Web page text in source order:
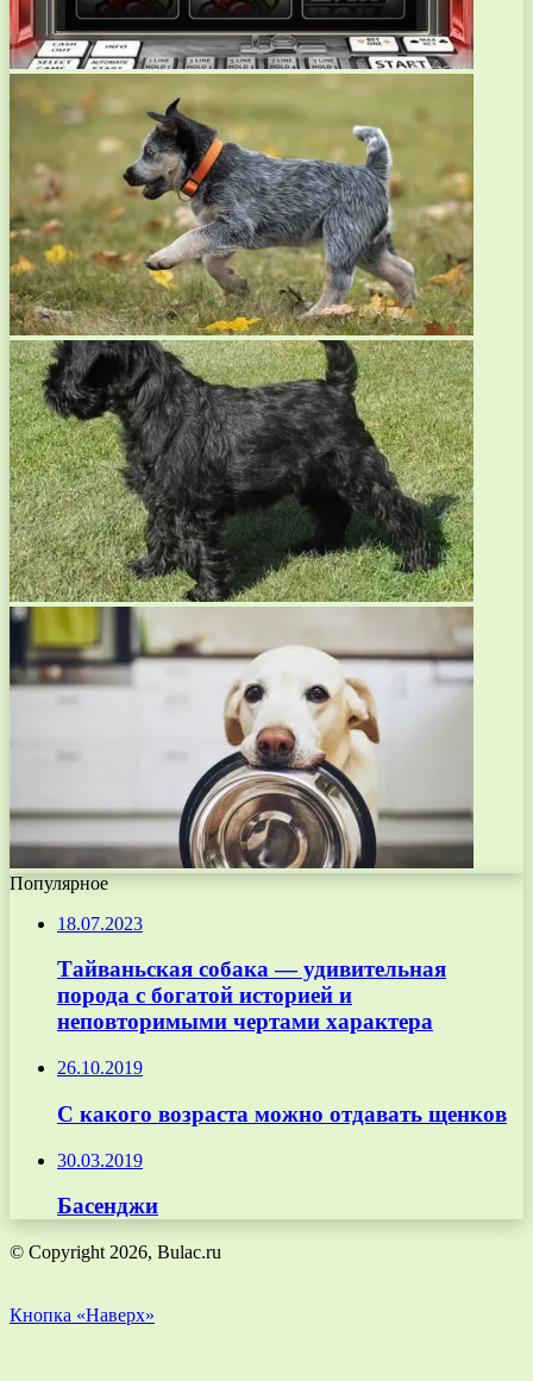
Популярное
18.07.2023
Тайваньская собака — удивительная
порода с богатой историей и
неповторимыми чертами характера
26.10.2019
С какого возраста можно отдавать щенков
30.03.2019
Басенджи
© Copyright 2026, Bulac.ru
Кнопка «Наверх»